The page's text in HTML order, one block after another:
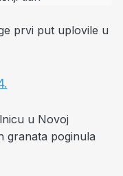
prvi put uplovile u
u Novoj
granata poginula